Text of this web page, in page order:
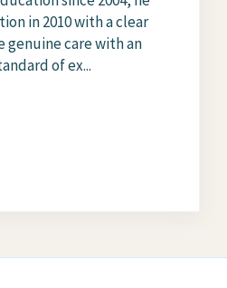
in 2010 with a clear
genuine care with an
of ex...